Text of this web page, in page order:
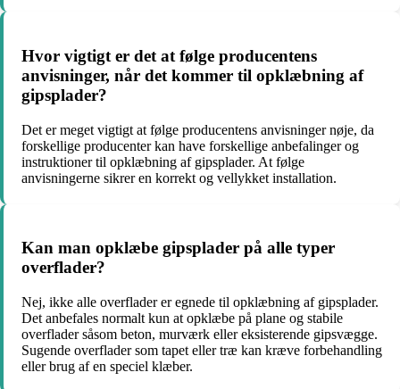
Hvor vigtigt er det at følge producentens
anvisninger, når det kommer til opklæbning af
gipsplader?
Det er meget vigtigt at følge producentens anvisninger nøje, da
forskellige producenter kan have forskellige anbefalinger og
instruktioner til opklæbning af gipsplader. At følge
anvisningerne sikrer en korrekt og vellykket installation.
Kan man opklæbe gipsplader på alle typer
overflader?
Nej, ikke alle overflader er egnede til opklæbning af gipsplader.
Det anbefales normalt kun at opklæbe på plane og stabile
overflader såsom beton, murværk eller eksisterende gipsvægge.
Sugende overflader som tapet eller træ kan kræve forbehandling
eller brug af en speciel klæber.